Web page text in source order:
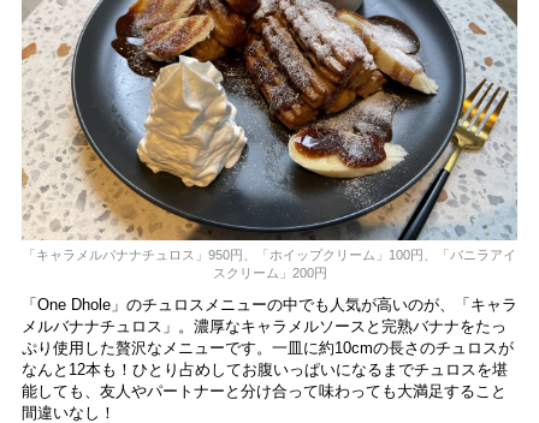
「キャラメルバナナチュロス」950円、「ホイップクリーム」100円、「バニラアイ
スクリーム」200円
「One Dhole」のチュロスメニューの中でも人気が高いのが、「キャラ
メルバナナチュロス」。濃厚なキャラメルソースと完熟バナナをたっ
ぷり使用した贅沢なメニューです。一皿に約10cmの長さのチュロスが
なんと12本も！ひとり占めしてお腹いっぱいになるまでチュロスを堪
能しても、友人やパートナーと分け合って味わっても大満足すること
間違いなし！